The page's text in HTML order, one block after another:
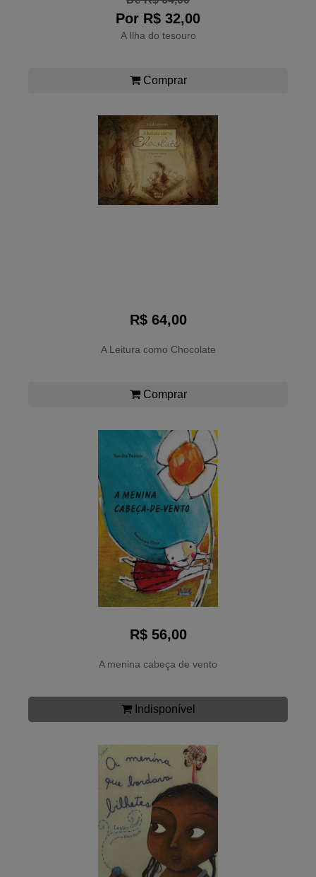
Por R$ 32,00
A Ilha do tesouro
Comprar
R$ 64,00
A Leitura como Chocolate
Comprar
R$ 56,00
A menina cabeça de vento
Indisponível